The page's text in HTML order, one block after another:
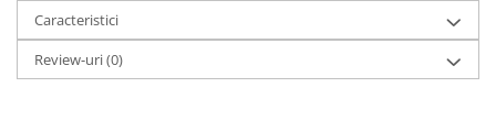
Caracteristici
Review-uri(0)